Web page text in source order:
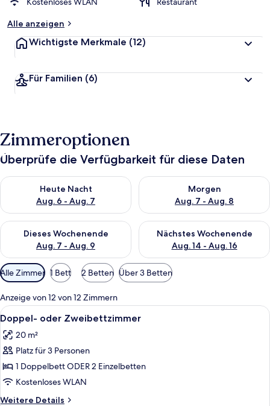
Alle anzeigen
Wichtigste Merkmale (12)
Für Familien (6)
Zimmeroptionen
Überprüfe die Verfügbarkeit für diese Daten
Heute Nacht
Aug. 6 - Aug. 7
Überprüfe die Verfügbarkeit für heute Nacht, Aug. 6 - Aug. 7.
Morgen
Aug. 7 - Aug. 8
Überprüfe die Verfügbarkeit
Dieses Wochenende
Aug. 7 - Aug. 9
Überprüfe die Verfügbarkeit für dieses Wochenende, Aug. 7
Nächstes Wochenende
Aug. 14 - Aug. 16
Überprüfe die Verfügbarkeit
Verfügbare
Filter
für
Zimmer
Alle Zimmer 1 Bett 2 Betten Über 3 Betten
Anzeige von 12 von 12 Zimmern
Alle
Fotos
für
Doppel-
oder
Zweibettzimmer
anzeigen
Ein Hotelzimmer mit einem Bett,
7
Doppel- oder Zweibettzimmer
20 m²
Platz für 3 Personen
1 Doppelbett ODER 2 Einzelbetten
Kostenloses WLAN
Weitere Details
Weitere